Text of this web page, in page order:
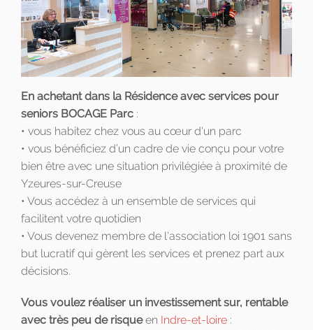
En achetant dans la Résidence avec services pour
seniors BOCAGE Parc :
• vous habitez chez vous au cœur d'un parc
• vous bénéficiez d’un cadre de vie conçu pour votre
bien être avec une situation privilégiée à proximité de
Yzeures-sur-Creuse
• Vous accédez à un ensemble de services qui
facilitent votre quotidien
• Vous devenez membre de l'association loi 1901 sans
but lucratif qui gèrent les services et prenez part aux
décisions.
Vous voulez réaliser un investissement sur, rentable
avec très peu de risqueen Indre-et-loire :